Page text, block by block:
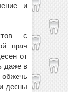
и
с
врач
от
даже в
обжечь
десны